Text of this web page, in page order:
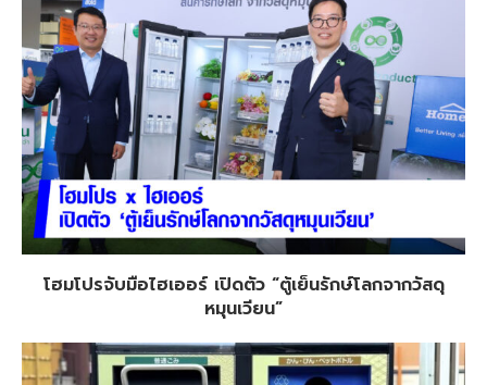
โฮมโปรจับมือไฮเออร์ เปิดตัว “ตู้เย็นรักษ์โลกจากวัสดุ
หมุนเวียน”